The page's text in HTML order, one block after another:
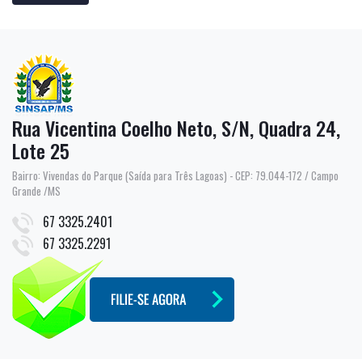
Rua Vicentina Coelho Neto, S/N, Quadra 24,
Lote 25
Bairro: Vivendas do Parque (Saída para Três Lagoas) - CEP: 79.044-172 / Campo
Grande /MS
67 3325.2401
67 3325.2291